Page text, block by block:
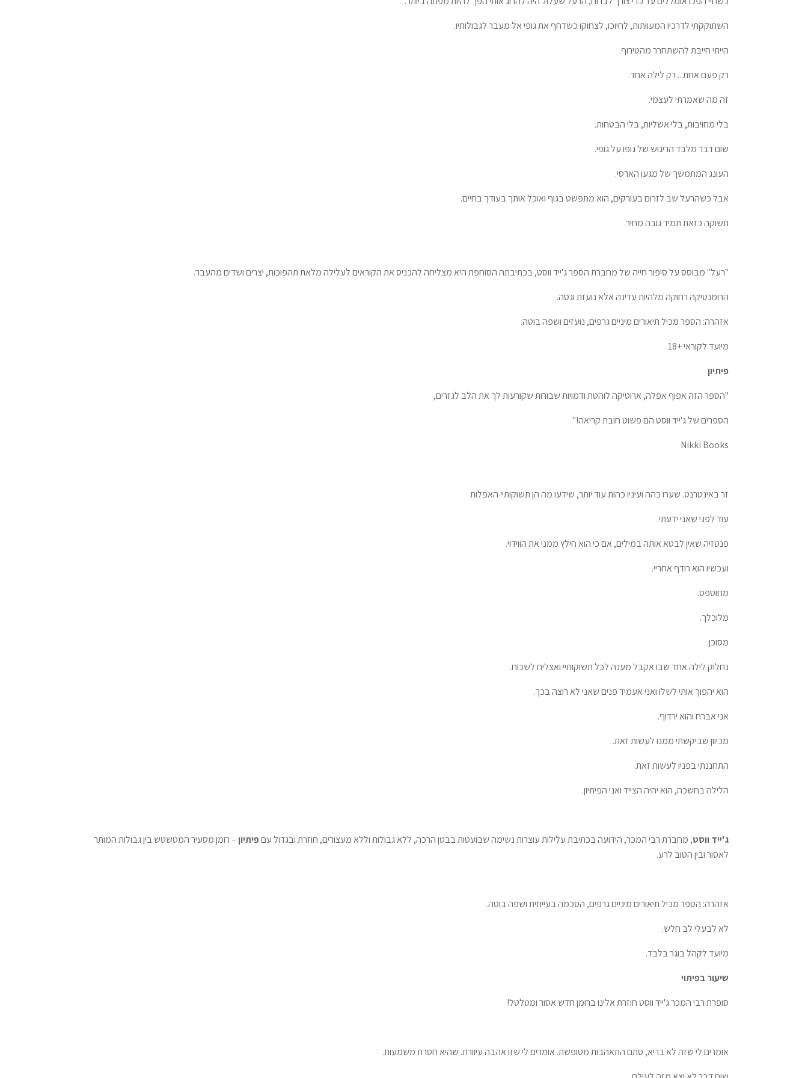
השתוקקתי לדרכיו המעוותות, לחיוכו, לצחוקו כשדחף את גופי אל מעבר לגבולותיו.
הייתי חייבת להשתחרר מהטירוף.
רק פעם אחת... רק לילה אחד.
זה מה שאמרתי לעצמי.
בלי מחויבות, בלי אשליות, בלי הבטחות.
שום דבר מלבד הריגוש של גופו על גופי.
העונג המתמשך של מגעו הארסי.
אבל כשהרעל שב לזרום בעורקים, הוא מתפשט בגוף ואוכל אותך בעודך בחיים.
תשוקה כזאת תמיד גובה מחיר.
"רעל" מבוסס על סיפור חייה של מחברת הספר ג'ייד ווסט, בכתיבתה הסוחפת היא מצליחה להכניס את הקוראים לעלילה מלאת תהפוכות, יצרים ושדים מהעבר.
הרומנטיקה רחוקה מלהיות עדינה אלא נועזת וגסה.
אזהרה: הספר מכיל תיאורים מיניים גרפים, נועזים ושפה בוטה.
מיועד לקוראי +18.
פיתיון
"הספר הזה אפוף אפלה, ארוטיקה לוהטת ודמויות שבורות שקורעות לך את הלב לגזרים,
הספרים של ג'ייד ווסט הם פשוט חובת קריאה!"
Nikki Books
זר באינטרנט. שערו כהה ועיניו כהות עוד יותר, שידעו מה הן תשוקותיי האפלות
עוד לפני שאני ידעתי.
פנטזיה שאין לבטא אותה במילים, אם כי הוא חילץ ממני את הווידוי.
ועכשיו הוא רודף אחריי.
מחוספס.
מלוכלך.
מסוכן.
נחלוק לילה אחד שבו אקבל מענה לכל תשוקותיי ואצליח לשכוח.
הוא יהפוך אותי לשלו ואני אעמיד פנים שאני לא רוצה בכך.
אני אברח והוא ירדוף.
מכיוון שביקשתי ממנו לעשות זאת.
התחננתי בפניו לעשות זאת.
הלילה בחשכה, הוא יהיה הצייד ואני הפיתיון.
ג'ייד ווסט, מחברת רבי המכר, הידועה בכתיבת עלילות עוצרות נשימה שבועטות בבטן הרכה, ללא גבולות וללא מעצורים, חוזרת ובגדול עםפיתיון – רומן מסעיר המטשטש בין גבולות המותר
לאסור ובין הטוב לרע.
אזהרה: הספר מכיל תיאורים מיניים גרפים, הסכמה בעייתית ושפה בוטה.
לא לבעלי לב חלש.
מיועד לקהל בוגר בלבד.
שיעור בפיתוי
סופרת רבי המכר ג'ייד ווסט חוזרת אלינו ברומן חדש אסור ומטלטל!
אומרים לי שזה לא בריא, סתם התאהבות מטופשת. אומרים לי שזו אהבה עיוורת. שהיא חסרת משמעות.